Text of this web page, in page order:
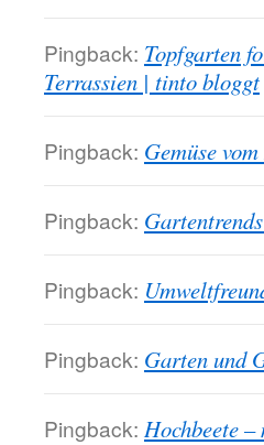
Pingback: Topfgarten
Terrassien | tinto bloggt
Pingback: Gemüse
Pingback:
Pingback:
Pingback: Garten und
Pingback: Hochbeete